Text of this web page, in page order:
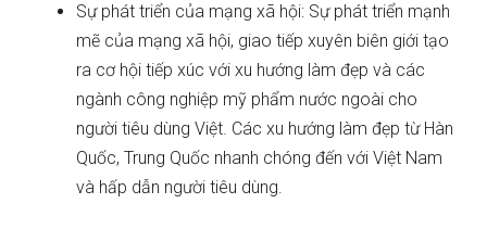
Sự phát triển của mạng xã hội: Sự phát triển mạnh
mẽ của mạng xã hội, giao tiếp xuyên biên giới tạo
ra cơ hội tiếp xúc với xu hướng làm đẹp và các
ngành công nghiệp mỹ phẩm nước ngoài cho
người tiêu dùng Việt. Các xu hướng làm đẹp từ Hàn
Quốc, Trung Quốc nhanh chóng đến với Việt Nam
và hấp dẫn người tiêu dùng.